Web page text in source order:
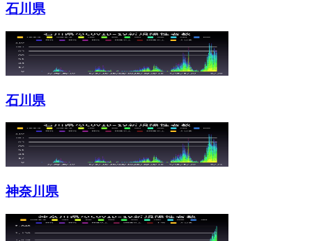
石川県
石川県
神奈川県